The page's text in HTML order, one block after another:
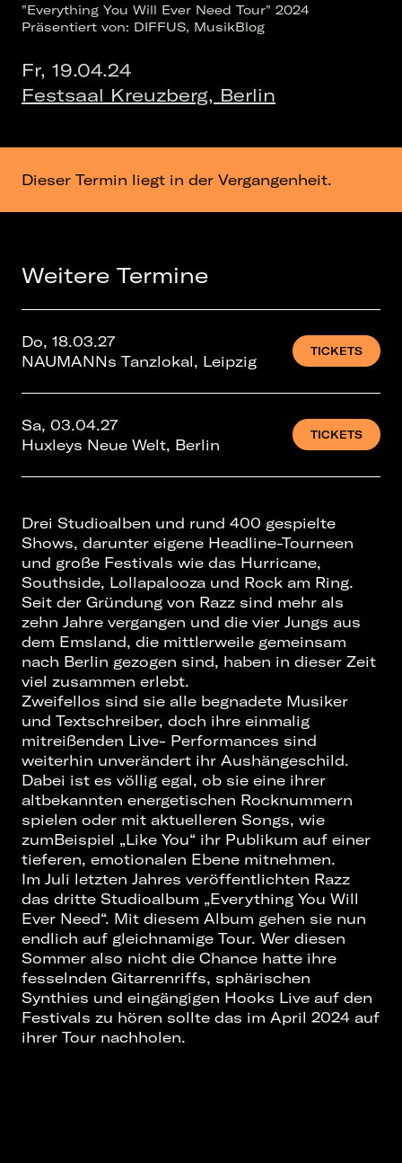
"Everything You Will Ever Need Tour" 2024
Präsentiert von: DIFFUS, MusikBlog
Fr, 19.04.24
Festsaal Kreuzberg, Berlin
Dieser Termin liegt in der Vergangenheit.
Weitere Termine
Do, 18.03.27
NAUMANNs Tanzlokal, Leipzig
TICKETS
Sa, 03.04.27
Huxleys Neue Welt, Berlin
TICKETS
Drei Studioalben und rund 400 gespielte
Shows, darunter eigene Headline-Tourneen
und große Festivals wie das Hurricane,
Southside, Lollapalooza und Rock am Ring.
Seit der Gründung von Razz sind mehr als
zehn Jahre vergangen und die vier Jungs aus
dem Emsland, die mittlerweile gemeinsam
nach Berlin gezogen sind, haben in dieser Zeit
viel zusammen erlebt.
Zweifellos sind sie alle begnadete Musiker
und Textschreiber, doch ihre einmalig
mitreißenden Live- Performances sind
weiterhin unverändert ihr Aushängeschild.
Dabei ist es völlig egal, ob sie eine ihrer
altbekannten energetischen Rocknummern
spielen oder mit aktuelleren Songs, wie
zumBeispiel „Like You“ ihr Publikum auf einer
tieferen, emotionalen Ebene mitnehmen.
Im Juli letzten Jahres veröffentlichten Razz
das dritte Studioalbum „Everything You Will
Ever Need“. Mit diesem Album gehen sie nun
endlich auf gleichnamige Tour. Wer diesen
Sommer also nicht die Chance hatte ihre
fesselnden Gitarrenriffs, sphärischen
Synthies und eingängigen Hooks Live auf den
Festivals zu hören sollte das im April 2024 auf
ihrer Tour nachholen.